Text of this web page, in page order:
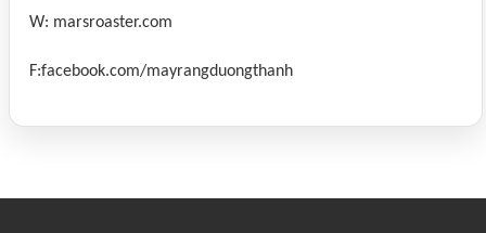
W: marsroaster.com
F:facebook.com/mayrangduongthanh